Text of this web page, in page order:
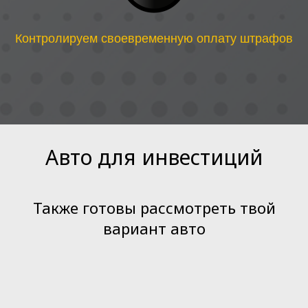
Контролируем своевременную оплату штрафов
Авто для инвестиций
Также готовы рассмотреть твой
вариант авто